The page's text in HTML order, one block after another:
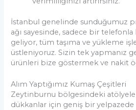
İstanbul genelinde sunduğumuz
ağı sayesinde, sadece bir telefonla
geliyor, tüm taşıma ve yükleme
üstleniyoruz. Sizin tek yapmanız
ürünleri bize göstermek ve nakit
Alım Yaptığımız Kumaş Çeşitleri
Zeytinburnu bölgesindeki
dükkanlar için geniş bir